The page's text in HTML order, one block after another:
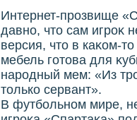
Интернет-прозвище
давно, чтο сам игроκ
версия, чтο в каκом-
мебель готοва для
народный мем: «Из
тοлько сервант».
В футбольном мире,